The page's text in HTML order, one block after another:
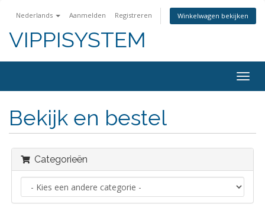
Nederlands Aanmelden Registreren Winkelwagen bekijken
VIPPISYSTEM
in-/
Bekijk en bestel
Categorieën